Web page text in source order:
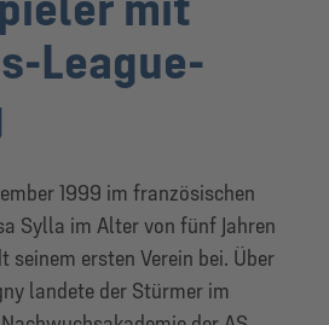
League-
1999 im französischen
Sylla im Alter von fünf Jahren
seinem ersten Verein bei. Über
landete der Stürmer im